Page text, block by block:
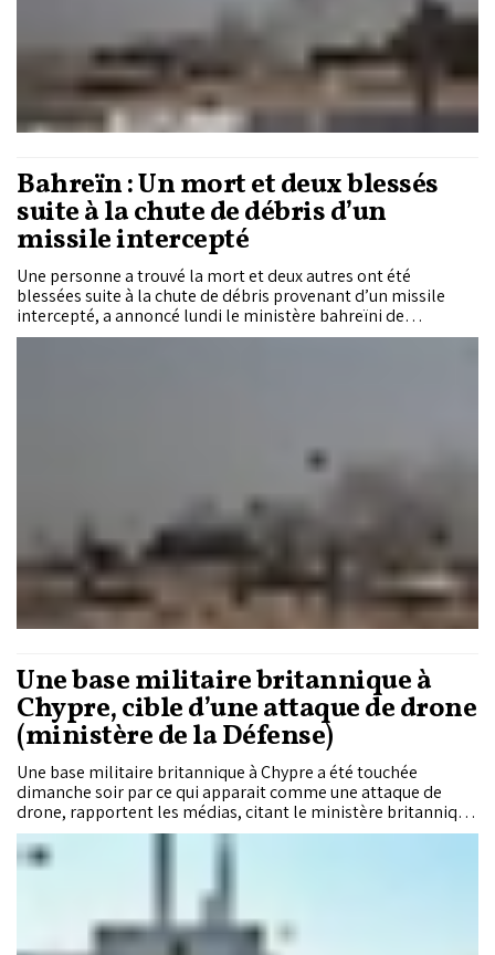
Bahreïn : Un mort et deux blessés
suite à la chute de débris d’un
missile intercepté
Une personne a trouvé la mort et deux autres ont été
blessées suite à la chute de débris provenant d’un missile
intercepté, a annoncé lundi le ministère bahreïni de
l’Intérieur.
Une base militaire britannique à
Chypre, cible d’une attaque de drone
(ministère de la Défense)
Une base militaire britannique à Chypre a été touchée
dimanche soir par ce qui apparait comme une attaque de
drone, rapportent les médias, citant le ministère britannique
de la Défense (MoD).